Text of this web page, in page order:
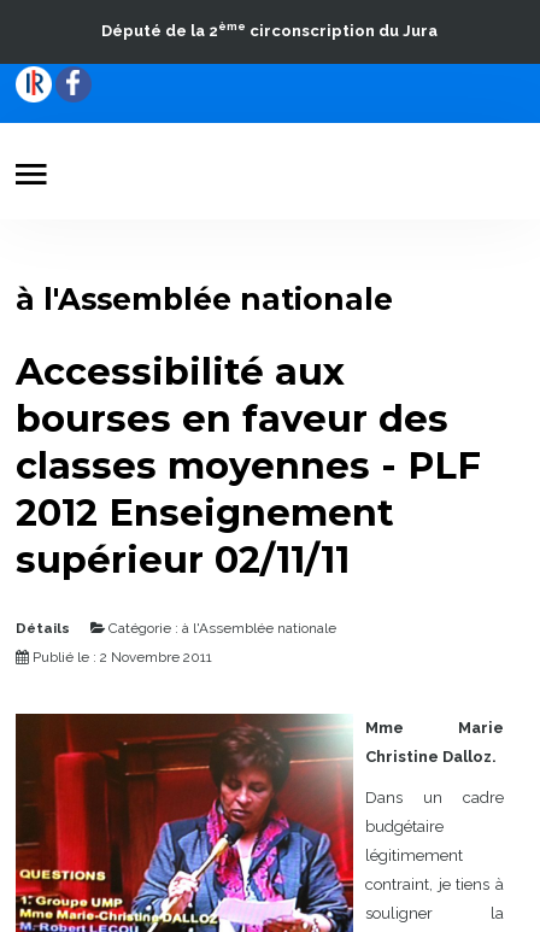
Travaux parlementaires
La Circonscription
Contact
Député de la 2ème circonscription du Jura
à l'Assemblée nationale
Accessibilité aux
bourses en faveur des
classes moyennes - PLF
2012 Enseignement
supérieur 02/11/11
Détails Catégorie :à l'Assemblée nationale
Publié le : 2 Novembre 2011
Mme Marie
Christine Dalloz.
Dans un cadre
budgétaire
légitimement
contraint, je tiens à
souligner la